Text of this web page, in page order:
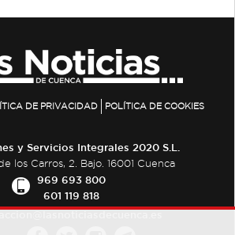
DE PRIVACIDAD POLÍTICA DE COOKIES
y Servicios Integrales 2020 S.L.
los Carros, 2. Bajo. 16001 Cuenca
969 693 800
601 119 818